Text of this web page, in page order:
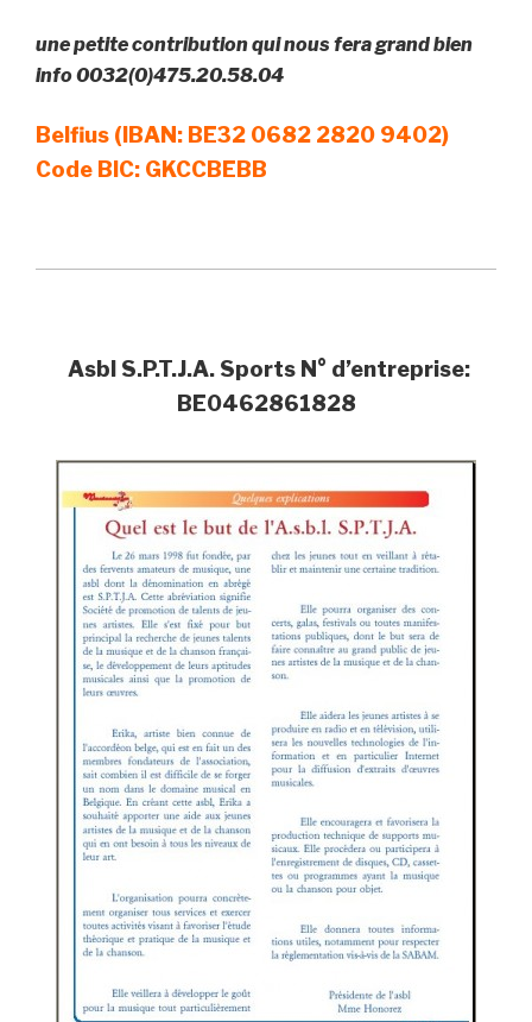
une petite contribution qui nous fera grand bien
info 0032(0)475.20.58.04
Belfius (IBAN: BE32 0682 2820 9402)
Code BIC: GKCCBEBB
Asbl S.P.T.J.A. Sports N° d’entreprise:
BE0462861828